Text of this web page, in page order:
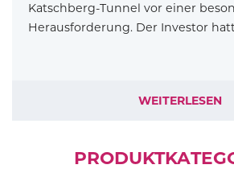
Katschberg-Tunnel vor einer
Herausforderung. Der Investor
WEITERLESEN